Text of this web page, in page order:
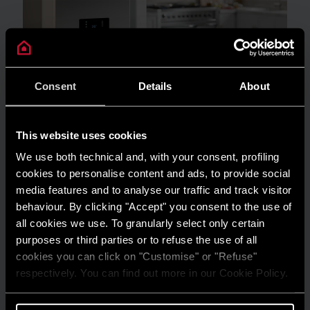
Consent Details About
This website uses cookies
We use both technical and, with your consent, profiling
cookies to personalise content and ads, to provide social
media features and to analyse our traffic and track visitor
behaviour. By clicking "Accept" you consent to the use of
all cookies we use. To granularly select only certain
purposes or third parties or to refuse the use of all
cookies you can click on "Customise" or "Refuse"
respectively. You can find out more in our Cookie Policy.
INSTALARE ȘI ÎNTREȚINERE
Prima aprindere a centralei termice în
condensare: cum funcționează? | Ariston
AFLĂ MAI MULTE